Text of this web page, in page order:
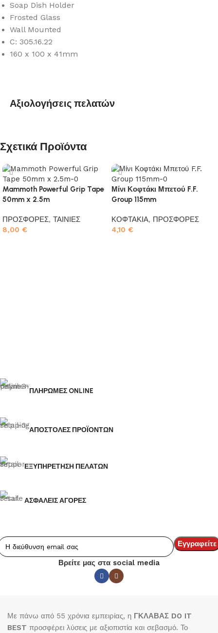
Soap Dish Holder
Frosted Glass
Wall Mounted
C: 305.16.22
160 x 100 x 41mm
Αξιολογήσεις πελατών
Σχετικά Προϊόντα
Mammoth Powerful Grip Tape
50mm x 2.5m
ΠΡΟΣΦΟΡΕΣ, ΤΑΙΝΙΕΣ
8,00 €
Μίνι Κοφτάκι Μπετού F.F.
Group 115mm
ΚΟΦΤΑΚΙΑ, ΠΡΟΣΦΟΡΕΣ
4,10 €
ΠΛΗΡΩΜΕΣ ONLINE
ΑΠΟΣΤΟΛΕΣ ΠΡΟΪΟΝΤΩΝ
ΕΞΥΠΗΡΕΤΗΣΗ ΠΕΛΑΤΩΝ
ΑΣΦΑΛΕΙΣ ΑΓΟΡΕΣ
Βρείτε μας στα social media
Με πάνω από 55 χρόνια εμπειρίας, η ΓΚΛΑΒΑΣ DO IT
BEST προσφέρει λύσεις με αξιοπιστία και σεβασμό. Το